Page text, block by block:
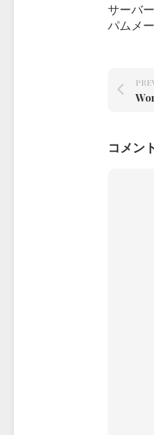
サーバ
パムメ
コメン